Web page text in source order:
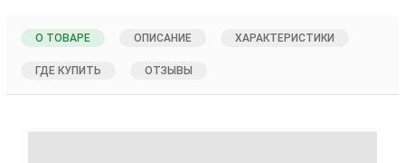
О ТОВАРЕ ОПИСАНИЕ ХАРАКТЕРИСТИКИ
ГДЕ КУПИТЬ ОТЗЫВЫ